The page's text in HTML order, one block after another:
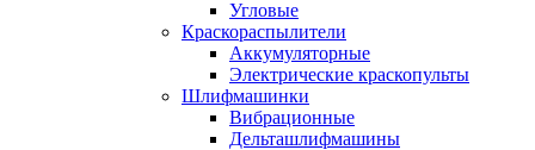
Угловые
Краскораспылители
Аккумуляторные
Электрические краскопульты
Шлифмашинки
Вибрационные
Дельташлифмашины